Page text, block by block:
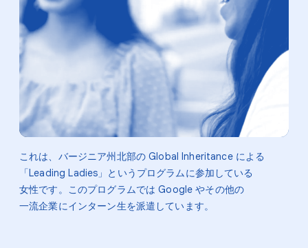
これは、​バージニア州北部の Global Inheritance に​よる​
「Leading Ladies」と​いう​プログラムに​参加している​
女性です。​この​プログラムでは Google や​その​他の​
一流企業に​インターン生を​派遣しています。